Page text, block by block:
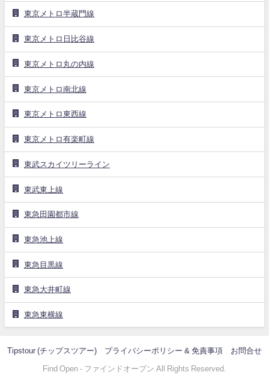
東京メトロ半蔵門線
東京メトロ日比谷線
東京メトロ丸の内線
東京メトロ南北線
東京メトロ東西線
東京メトロ有楽町線
東武スカイツリーライン
東武東上線
東急田園都市線
東急池上線
東急目黒線
東急大井町線
東急東横線
Tipstour (チップスツアー) プライバシーポリシー & 免責事項 お問合せ
Find Open - ファインドオープン All Rights Reserved.